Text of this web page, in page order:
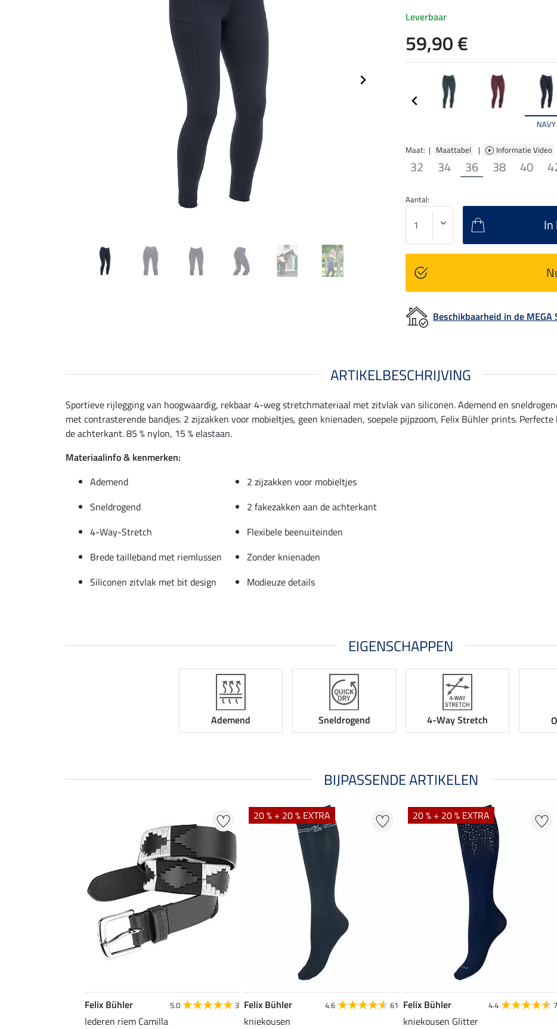
NAVY
Maat: | Maattabel | Informatie Video
32 34 36 38 40
Leverbaar
59,90 €
Aantal:
Beschikbaarheid in de MEGA
ARTIKELBESCHRIJVING
Sportieve rijlegging van hoogwaardig, rekbaar 4-weg stretchmateriaal met zitvlak van siliconen. Ademend en
met contrasterende bandjes. 2 zijzakken voor mobieltjes, geen knienaden, soepele pijpzoom, Felix Bühler prints.
de achterkant. 85 % nylon, 15 % elastaan.
Materiaalinfo & kenmerken:
Ademend
2 zijzakken voor mobieltjes
Sneldrogend
2 fakezakken aan de achterkant
4-Way-Stretch
Flexibele beenuiteinden
Brede tailleband met riemlussen
Zonder knienaden
Siliconen zitvlak met bit design
Modieuze details
EIGENSCHAPPEN
Ademend Sneldrogend 4-Way Stretch
BIJPASSENDE ARTIKELEN
Felix Bühler 5.0 3
lederen riem Camilla
20 % + 20 % EXTRA
Felix Bühler 4.6 61
kniekousen
20 % + 20 % EXTRA
Felix Bühler 4.4 7
kniekousen Glitter